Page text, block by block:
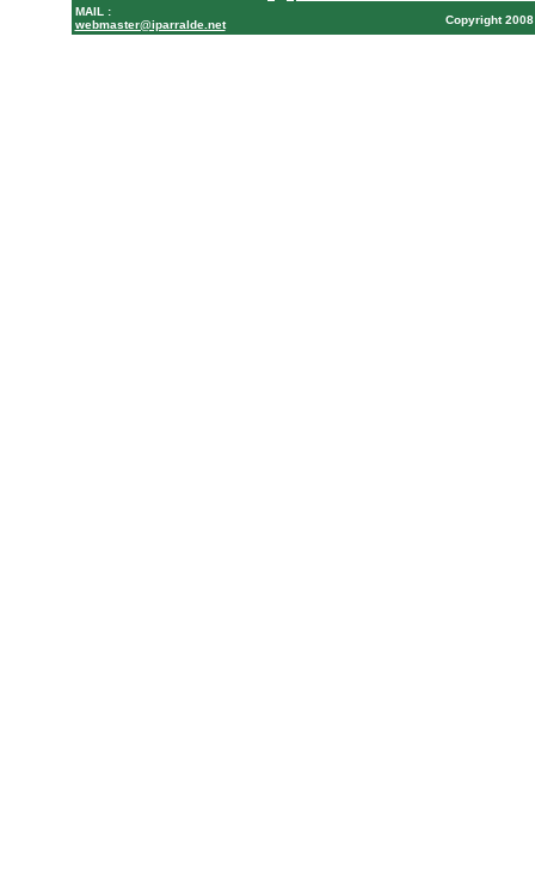
MAIL :
webmaster@iparralde.net
Copyright 2008